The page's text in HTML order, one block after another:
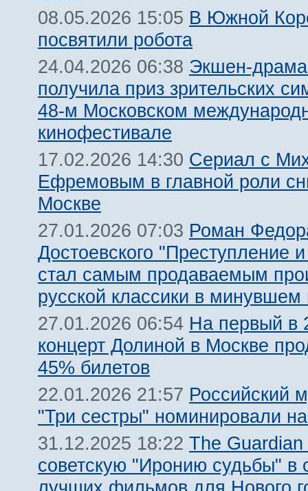
08.05.2026 15:05 В Южной
посвятили робота
24.04.2026 06:38 Экшен-
получила приз зрительских
48-м Московском
кинофестивале
17.02.2026 14:30 Сериал с
Ефремовым в главной роли
Москве
27.01.2026 07:03 Роман
Достоевского "Преступление
стал самым продаваемым
русской классики в минувшем
27.01.2026 06:54 На первый в
концерт Долиной в Москве
45% билетов
22.01.2026 21:57 Российский
"Три сестры" номинировали
31.12.2025 18:22 The
советскую "Иронию судьбы" в